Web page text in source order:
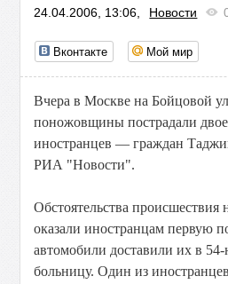
24.04.2006, 13:06, Новости
Вконтакте Мой мир
Вчера в Москве на Бойцовой
поножовщины пострадали
иностранцев — граждан
РИА "Новости".
Обстоятельства
оказали иностранцам первую
автомобили доставили их в
больницу. Один из